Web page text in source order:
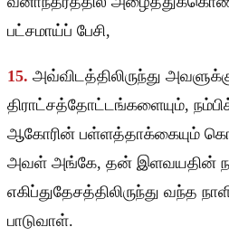
பட்சமாய்ப் பேசி,
15. அவ்விடத்திலிருந்து
திராட்சத்தோட்டங்களையும்,
ஆகோரின் பள்ளத்தாக்கையும்
அவள் அங்கே, தன் இளவயதின்
எகிப்துதேசத்திலிருந்து வந்த
பாடுவாள்.